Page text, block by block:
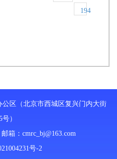
194
区（北京市西城区复兴门内大街
号）
箱： cmrc_bj@163.com
号-2